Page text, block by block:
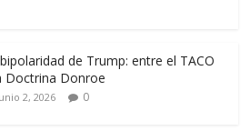
de Trump: entre el TACO
Doctrina Donroe
2, 2026 0